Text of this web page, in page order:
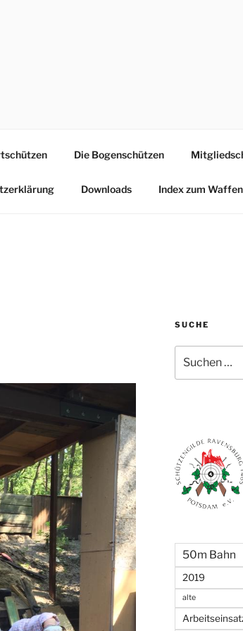
Die Bogenschützen
Downloads Index zum
SUCHE
nach:
50m Bahn
2019
alte